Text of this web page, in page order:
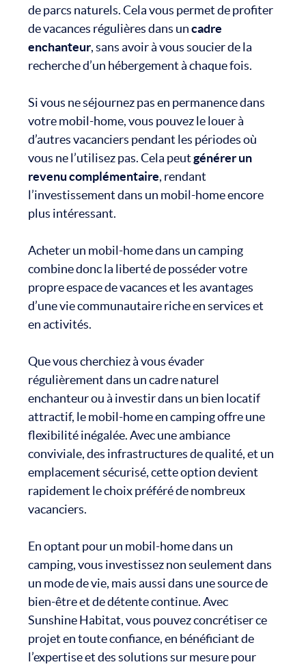
de parcs naturels. Cela vous permet de profiter
de vacances régulières dans uncadre
enchanteur, sans avoir à vous soucier de la
recherche d’un hébergement à chaque fois.
Si vous ne séjournez pas en permanence dans
votre mobil-home, vous pouvez le louer à
d’autres vacanciers pendant les périodes où
vous ne l’utilisez pas. Cela peutgénérer un
revenu complémentaire, rendant
l’investissement dans un mobil-home encore
plus intéressant.
Acheter un mobil-home dans un camping
combine donc la liberté de posséder votre
propre espace de vacances et les avantages
d’une vie communautaire riche en services et
en activités.
Que vous cherchiez à vous évader
régulièrement dans un cadre naturel
enchanteur ou à investir dans un bien locatif
attractif, le mobil-home en camping offre une
flexibilité inégalée. Avec une ambiance
conviviale, des infrastructures de qualité, et un
emplacement sécurisé, cette option devient
rapidement le choix préféré de nombreux
vacanciers.
En optant pour un mobil-home dans un
camping, vous investissez non seulement dans
un mode de vie, mais aussi dans une source de
bien-être et de détente continue. Avec
Sunshine Habitat, vous pouvez concrétiser ce
projet en toute confiance, en bénéficiant de
l’expertise et des solutions sur mesure pour